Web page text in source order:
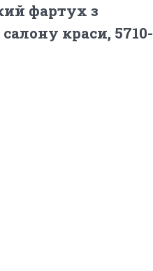
фартух з
краси, 5710-